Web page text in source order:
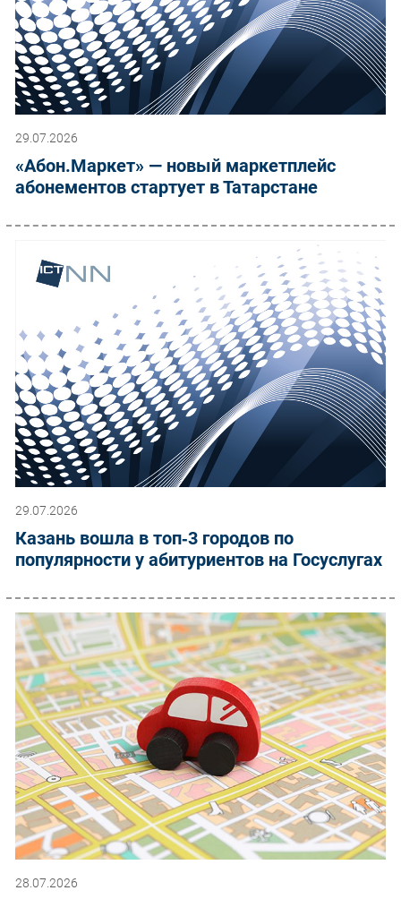
29.07.2026
«Абон.Маркет» — новый маркетплейс
абонементов стартует в Татарстане
29.07.2026
Казань вошла в топ‑3 городов по
популярности у абитуриентов на Госуслугах
28.07.2026